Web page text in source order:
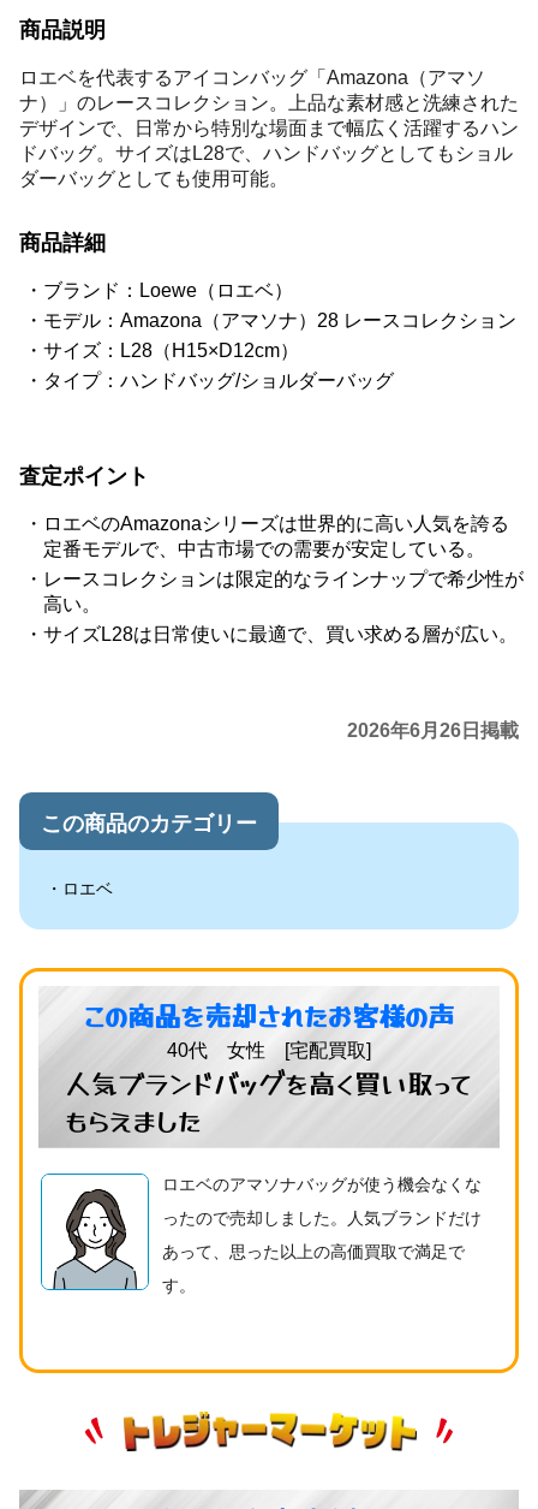
商品説明
ロエベを代表するアイコンバッグ「Amazona（アマソ
ナ）」のレースコレクション。上品な素材感と洗練された
デザインで、日常から特別な場面まで幅広く活躍するハン
ドバッグ。サイズはL28で、ハンドバッグとしてもショル
ダーバッグとしても使用可能。
商品詳細
ブランド：Loewe（ロエベ）
モデル：Amazona（アマソナ）28 レースコレクション
サイズ：L28（H15×D12cm）
タイプ：ハンドバッグ/ショルダーバッグ
査定ポイント
ロエベのAmazonaシリーズは世界的に高い人気を誇る
定番モデルで、中古市場での需要が安定している。
レースコレクションは限定的なラインナップで希少性が
高い。
サイズL28は日常使いに最適で、買い求める層が広い。
2026年6月26日掲載
この商品のカテゴリー
ロエベ
この商品を売却されたお客様の声
40代 女性 [宅配買取]
人気ブランドバッグを高く買い取って
もらえました
ロエベのアマソナバッグが使う機会なくな
ったので売却しました。人気ブランドだけ
あって、思った以上の高価買取で満足で
す。